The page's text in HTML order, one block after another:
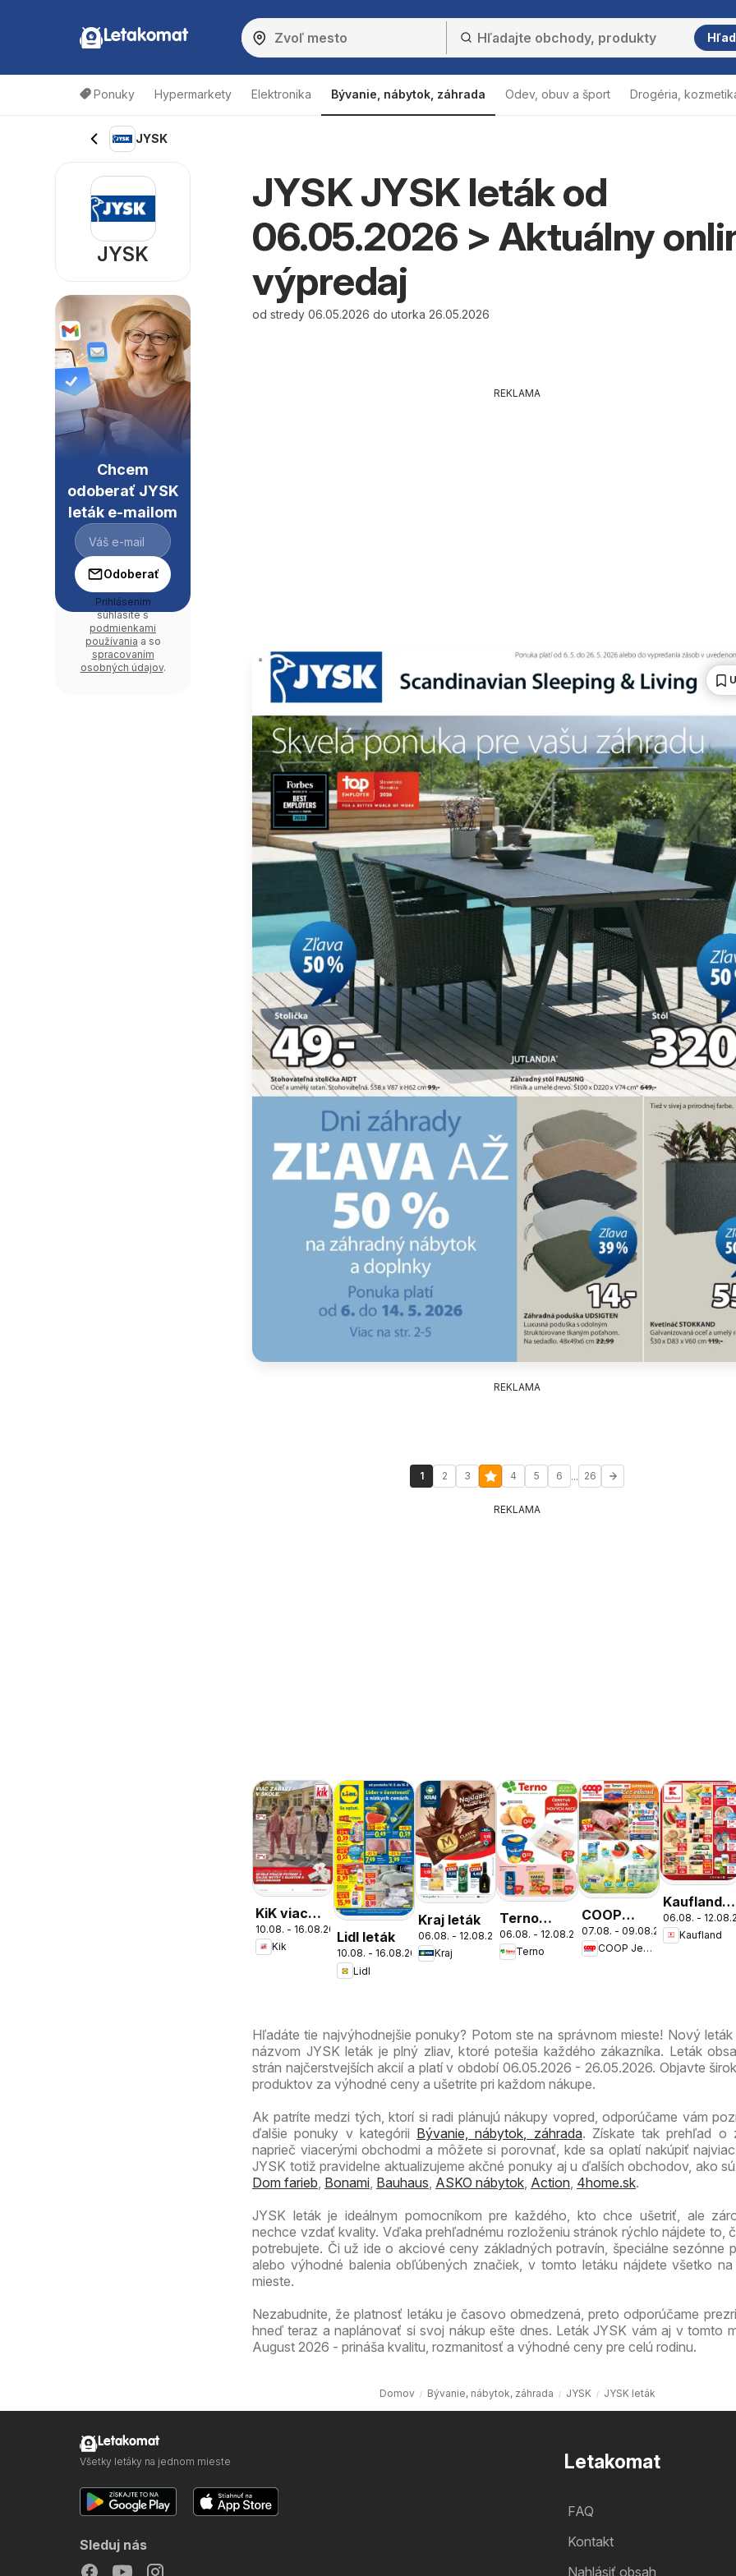
Letakomat
Ponuky Hypermarkety Elektronika Bývanie, nábytok, záhrada Odev, obuv a šport Drogéria,
JYSK
JYSK JYSK leták od
06.05.2026 > Aktuálny
výpredaj
od stredy 06.05.2026 do utorka 26.05.2026
REKLAMA
REKLAMA
1 2 3 4 5 6 ... 26
REKLAMA
KiK viac
zábavy v
škole
10.08. - 16.08.2026
Kik
Lidl leták
10.08. - 16.08.2026
Lidl
Kraj leták
06.08. - 12.08.2026
Kraj
Terno
leták
06.08. - 12.08.2026
Terno
COOP
Jednota
cez víkend
07.08. - 09.08.2026
COOP Jednota
Kaufland
Bratislava-
Nové
06.08. -
Kaufland
Hľadáte tie najvýhodnejšie ponuky? Potom ste na správnom mieste! Nový
názvom JYSK leták je plný zliav, ktoré potešia každého zákazníka. Leták
strán najčerstvejších akcií a platí v období 06.05.2026 - 26.05.2026. Objavte
produktov za výhodné ceny a ušetrite pri každom nákupe.
Ak patríte medzi tých, ktorí si radi plánujú nákupy vopred, odporúčame vám
ďalšie ponuky v kategórii Bývanie, nábytok, záhrada. Získate tak prehľad o
naprieč viacerými obchodmi a môžete si porovnať, kde sa oplatí nakúpiť
JYSK totiž pravidelne aktualizujeme akčné ponuky aj u ďalších obchodov, ako
Dom farieb, Bonami, Bauhaus, ASKO nábytok, Action, 4home.sk.
JYSK leták je ideálnym pomocníkom pre každého, kto chce ušetriť, ale
nechce vzdať kvality. Vďaka prehľadnému rozloženiu stránok rýchlo nájdete to,
potrebujete. Či už ide o akciové ceny základných potravín, špeciálne sezónne
alebo výhodné balenia obľúbených značiek, v tomto letáku nájdete všetko na
mieste.
Nezabudnite, že platnosť letáku je časovo obmedzená, preto odporúčame
hneď teraz a naplánovať si svoj nákup ešte dnes. Leták JYSK vám aj v tomto
August 2026 - prináša kvalitu, rozmanitosť a výhodné ceny pre celú rodinu.
Domov Bývanie, nábytok, záhrada JYSK JYSK leták
JYSK
Chcem
odoberať JYSK
leták e-mailom
Odoberať
Prihlásením
súhlasíte s
podmienkami
používania a so
spracovaním
osobných údajov.
Letakomat
FAQ
Kontakt
Nahlásiť obsah
Letakomat
Všetky letáky na jednom mieste
Sleduj nás